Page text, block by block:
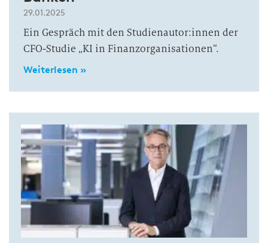
29.01.2025
Ein Gespräch mit den Studienautor:innen der
CFO-Studie „KI in Finanzorganisationen“.
Weiterlesen »